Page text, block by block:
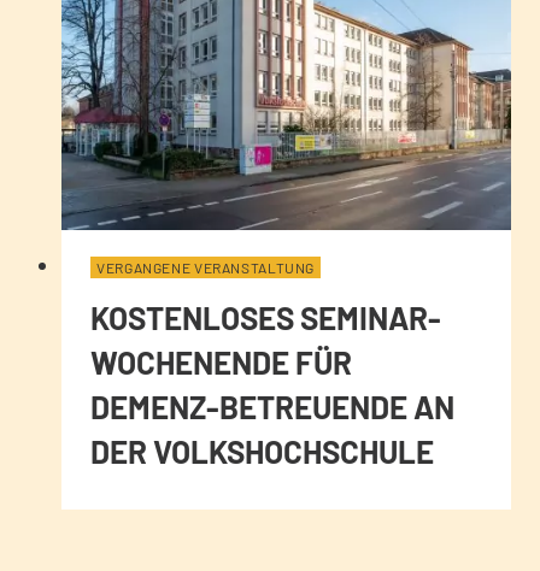
VERGANGENE VERANSTALTUNG
KOSTENLOSES SEMINAR-
WOCHENENDE FÜR
DEMENZ-BETREUENDE AN
DER VOLKSHOCHSCHULE